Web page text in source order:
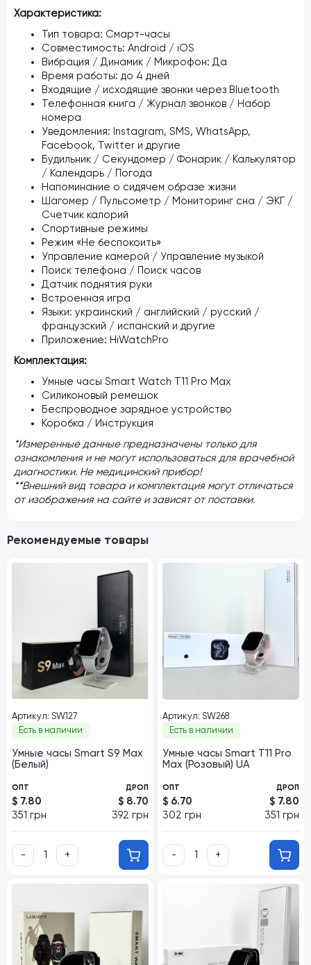
Характеристика:
Тип товара: Смарт-часы
Совместимость: Android / iOS
Вибрация / Динамик / Микрофон: Да
Время работы: до 4 дней
Входящие / исходящие звонки через Bluetooth
Телефонная книга / Журнал звонков / Набор
номера
Уведомления: Instagram, SMS, WhatsApp,
Facebook, Twitter и другие
Будильник / Секундомер / Фонарик / Калькулятор
/ Календарь / Погода
Напоминание о сидячем образе жизни
Шагомер / Пульсометр / Мониторинг сна / ЭКГ /
Счетчик калорий
Спортивные режимы
Режим «Не беспокоить»
Управление камерой / Управление музыкой
Поиск телефона / Поиск часов
Датчик поднятия руки
Встроенная игра
Языки: украинский / английский / русский /
французский / испанский и другие
Приложение: HiWatchPro
Комплектация:
Умные часы Smart Watch Т11 Pro Max
Силиконовый ремешок
Беспроводное зарядное устройство
Коробка / Инструкция
*Измеренные данные предназначены только для
ознакомления и не могут использоваться для врачебной
диагностики. Не медицинский прибор!
**Внешний вид товара и комплектация могут отличаться
от изображения на сайте и зависят от поставки.
Рекомендуемые товары
Артикул: SW127
Есть в наличии
Умные часы Smart S9 Max
(Белый)
ОПТ
$ 7.80
351 грн
ДРОП
$ 8.70
392 грн
- +
Артикул: SW268
Есть в наличии
Умные часы Smart T11 Pro
Max (Розовый) UA
ОПТ
$ 6.70
302 грн
ДРОП
$ 7.80
351 грн
- +